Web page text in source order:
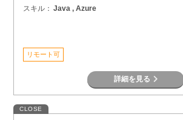
スキル： Java , Azure
リモート可
詳細を見る
CLOSE